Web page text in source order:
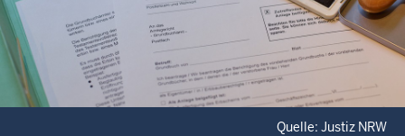
Quelle: Justiz NRW